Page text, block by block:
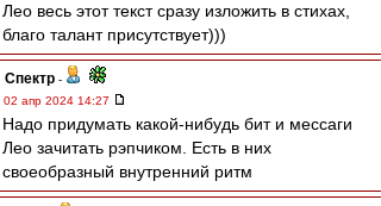
Лео весь этот текст сразу изложить в стихах,
благо талант присутствует)))
Спектр -
02 апр 2024 14:27
Надо придумать какой-нибудь бит и мессаги
Лео зачитать рэпчиком. Есть в них
своеобразный внутренний ритм